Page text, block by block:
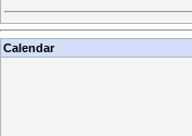
Calendar